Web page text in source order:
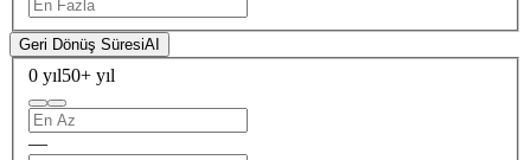
Geri Dönüş SüresiAI
0 yıl50+ yıl
—